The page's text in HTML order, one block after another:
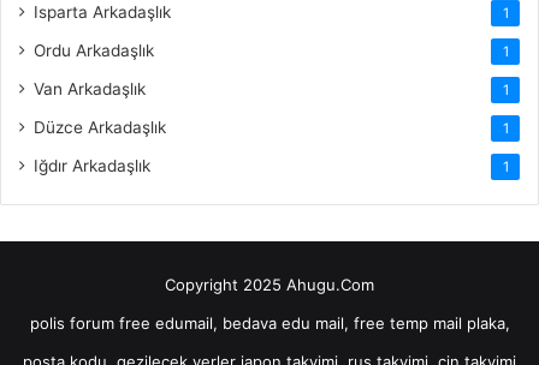
Isparta Arkadaşlık 1
Ordu Arkadaşlık 1
Van Arkadaşlık 1
Düzce Arkadaşlık 1
Iğdır Arkadaşlık 1
Copyright 2025 Ahugu.Com
polis forum free edumail, bedava edu mail, free temp mail plaka,